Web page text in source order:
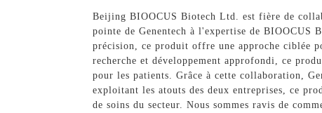
Beijing BIOOCUS Biotech Ltd. est fière de
pointe de Genentech à l'expertise de BIOOCUS
précision, ce produit offre une approche ciblée
recherche et développement approfondi, ce
pour les patients. Grâce à cette collaboration,
exploitant les atouts des deux entreprises, ce
de soins du secteur. Nous sommes ravis de